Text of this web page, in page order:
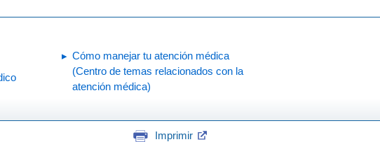
Cómo manejar tu atención médica
(Centro de temas relacionados con la
atención médica)
Imprimir